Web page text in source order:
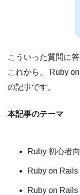
こういった質問に答
これから、 Ruby
の記事です。
本記事のテーマ
Ruby 初心者
Ruby on
Ruby on